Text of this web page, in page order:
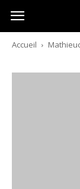
Australia-
australie.com
Accueil